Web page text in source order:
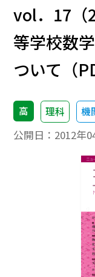
vol．17（
等学校数
ついて（
高 理科 機
公開日： 2012年